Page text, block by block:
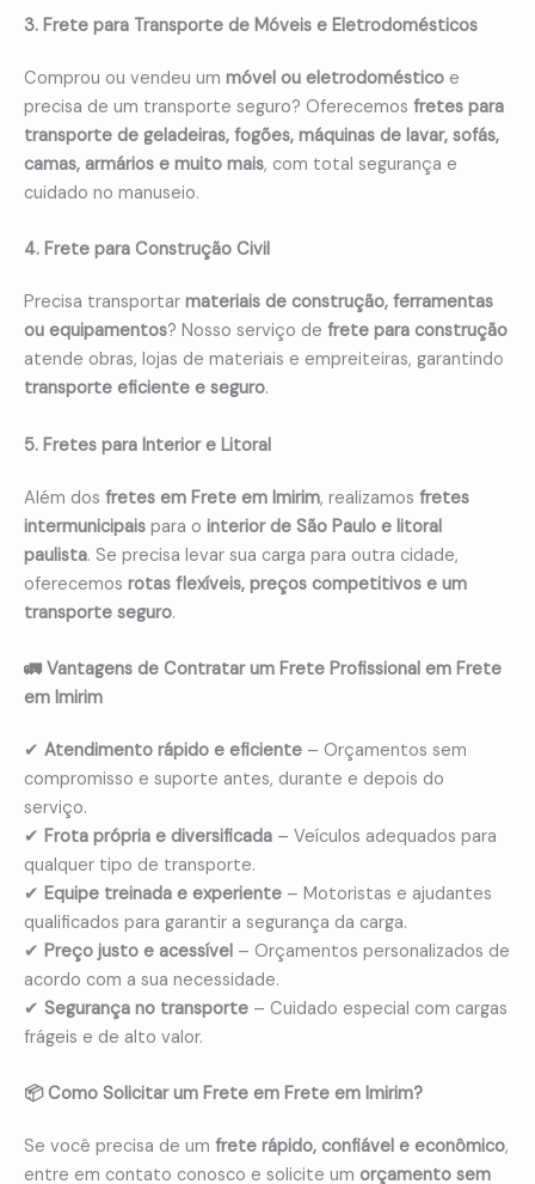
3. Frete para Transporte de Móveis e Eletrodomésticos
Comprou ou vendeu um móvel ou eletrodoméstico e
precisa de um transporte seguro? Oferecemos fretes para
transporte de geladeiras, fogões, máquinas de lavar, sofás,
camas, armários e muito mais, com total segurança e
cuidado no manuseio.
4. Frete para Construção Civil
Precisa transportar materiais de construção, ferramentas
ou equipamentos? Nosso serviço de frete para construção
atende obras, lojas de materiais e empreiteiras, garantindo
transporte eficiente e seguro.
5. Fretes para Interior e Litoral
Além dos fretes em Frete em Imirim, realizamos fretes
intermunicipais para o interior de São Paulo e litoral
paulista. Se precisa levar sua carga para outra cidade,
oferecemos rotas flexíveis, preços competitivos e um
transporte seguro.
🚛 Vantagens de Contratar um Frete Profissional em Frete
em Imirim
✔ Atendimento rápido e eficiente – Orçamentos sem
compromisso e suporte antes, durante e depois do
serviço.
✔ Frota própria e diversificada – Veículos adequados para
qualquer tipo de transporte.
✔ Equipe treinada e experiente – Motoristas e ajudantes
qualificados para garantir a segurança da carga.
✔ Preço justo e acessível – Orçamentos personalizados de
acordo com a sua necessidade.
✔ Segurança no transporte – Cuidado especial com cargas
frágeis e de alto valor.
📦 Como Solicitar um Frete em Frete em Imirim?
Se você precisa de um frete rápido, confiável e econômico,
entre em contato conosco e solicite um orçamento sem